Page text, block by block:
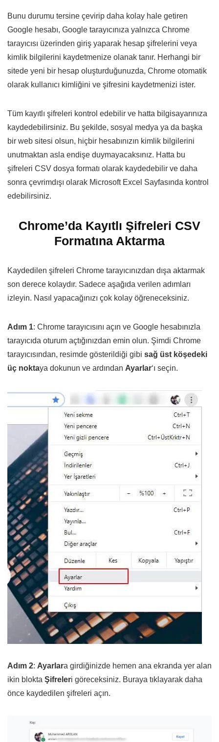
Bunu durumu tersine çevirip daha kolay hale getiren
Google hesabı, Google tarayıcınıza yalnızca Chrome
tarayıcısı üzerinden giriş yaparak hesap şifrelerini veya
kimlik bilgilerini kaydetmenize olanak tanır. Herhangi bir
sitede yeni bir hesap oluşturduğunuzda, Chrome otomatik
olarak kullanıcı kimliğini ve şifresini kaydetmenizi ister.
Tüm kayıtlı şifreleri kontrol edebilir ve hatta bilgisayarınıza
kaydedebilirsiniz. Bu şekilde, sosyal medya ya da başka
bir web sitesi olsun, hiçbir hesabınızın kimlik bilgilerini
unutmaktan asla endişe duymayacaksınız. Hatta bu
şifreleri CSV dosya formatı olarak kaydedebilir ve daha
sonra çevrimdışı olarak Microsoft Excel Sayfasında kontrol
edebilirsiniz.
Chrome’da Kayıtlı Şifreleri CSV
Formatına Aktarma
Kaydedilen şifreleri Chrome tarayıcınızdan dışa aktarmak
son derece kolaydır. Sadece aşağıda verilen adımları
izleyin. Nasıl yapacağınızı çok kolay öğreneceksiniz.
Adım 1: Chrome tarayıcısını açın ve Google hesabınızla
tarayıcıda oturum açtığınızdan emin olun. Şimdi Chrome
tarayıcısından, resimde gösterildiği gibi sağ üst köşedeki
üç noktaya dokunun ve ardından Ayarlar‘ı seçin.
Adım 2: Ayarlara girdiğinizde hemen ana ekranda yer alan
ikin blokta Şifreleri göreceksiniz. Buraya tıklayarak daha
önce kaydedilen şifreleri açın.